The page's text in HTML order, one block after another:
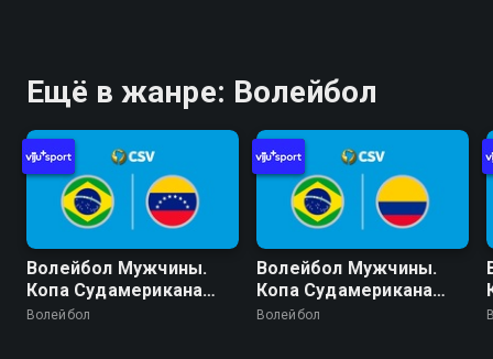
Ещё в жанре: Волейбол
Волейбол Мужчины.
Копа Судамерикана
2026 (Кочабамба,
Волейбол
Волейбол Мужчины.
Копа Судамерикана
2026 (Кочабамба,
Волейбол